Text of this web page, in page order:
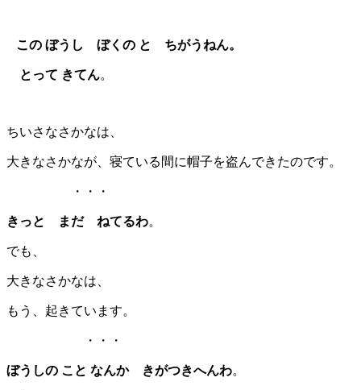
この ぼうし ぼくの と ちがうねん。
とって きてん。
ちいさなさかなは、
大きなさかなが、寝ている間に帽子を盗んできたのです。
・・・
きっと まだ ねてるわ。
でも、
大きなさかなは、
もう、起きています。
・・・
ぼうしの こと なんか きがつきへんわ。